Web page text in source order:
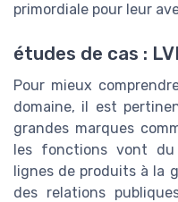
primordiale pour leur
études de cas :
Pour mieux
domaine, il est
grandes marques
les fonctions vont du
lignes de produits à la
des relations